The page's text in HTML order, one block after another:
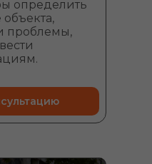
определить
проблемы,